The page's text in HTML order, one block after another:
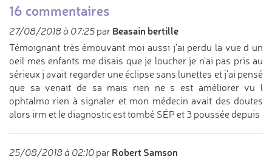
16 commentaires
27/08/2018 à 07:25 par Beasain bertille
Témoignant très émouvant moi aussi j'ai perdu la vue d un
oeil mes enfants me disais que je loucher je n'ai pas pris au
sérieux j avait regarder une éclipse sans lunettes et j'ai pensé
que sa venait de sa mais rien ne s est améliorer vu l
ophtalmo rien à signaler et mon médecin avait des doutes
alors irm et le diagnostic est tombé SÉP et 3 poussée depuis
25/08/2018 à 02:10 par Robert Samson